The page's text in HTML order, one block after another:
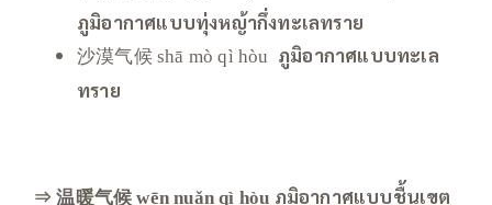
ภูมิอากาศแบบทุ่งหญ้ากึ่งทะเลทราย
沙漠气候 shā mò qì hòu ภูมิอากาศแบบทะเล
ทราย
⇒ 温暖气候 wēn nuǎn qì hòu ภูมิอากาศแบบชื้นเขต